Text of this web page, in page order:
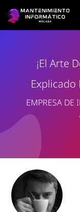
¡El Arte
Explicado
EMPRESA DE